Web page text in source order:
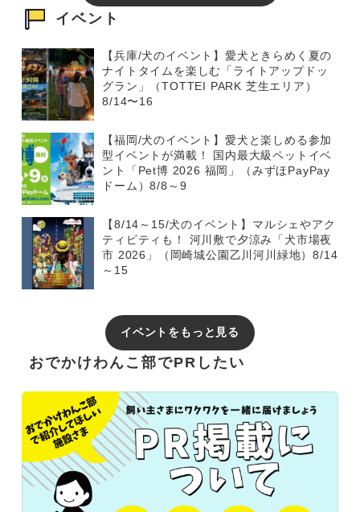
イベント
【兵庫/犬のイベント】愛犬ときらめく夏の
ナイトタイムを楽しむ「ライトアップドッ
グラン」（TOTTEI PARK 芝生エリア）
8/14〜16
【福岡/犬のイベント】愛犬と楽しめる参加
型イベントが満載！ 国内最大級ペットイベ
ント「Pet博 2026 福岡」（みずほPayPay
ドーム）8/8～9
【8/14～15/犬のイベント】マルシェやアク
ティビティも！ 河川敷で夕涼み「犬市場夜
市 2026」（岡崎城公園乙川河川緑地）8/14
～15
イベントをもっと見る
おでかけわんこ部でPRしたい